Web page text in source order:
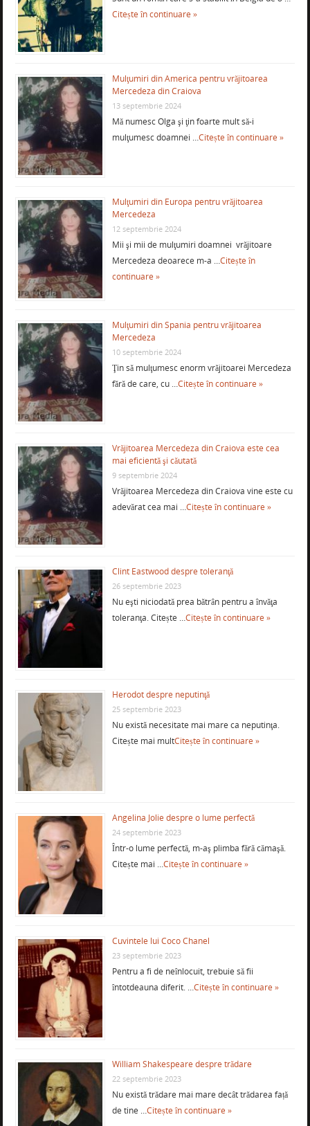
Citește în continuare »
Mulţumiri din America pentru vrăjitoarea
Mercedeza din Craiova
13 septembrie 2024
Mă numesc Olga şi ţin foarte mult să-i
mulţumesc doamnei …Citește în continuare »
Mulţumiri din Europa pentru vrăjitoarea
Mercedeza
12 septembrie 2024
Mii şi mii de mulţumiri doamnei vrăjitoare
Mercedeza deoarece m-a …Citește în
continuare »
Mulţumiri din Spania pentru vrăjitoarea
Mercedeza
10 septembrie 2024
Ţin să mulţumesc enorm vrăjitoarei Mercedeza
fără de care, cu …Citește în continuare »
Vrăjitoarea Mercedeza din Craiova este cea
mai eficientă şi căutată
9 septembrie 2024
Vrăjitoarea Mercedeza din Craiova vine este cu
adevărat cea mai …Citește în continuare »
Clint Eastwood despre toleranţă
26 septembrie 2023
Nu eşti niciodată prea bătrân pentru a învăţa
toleranţa. Citește …Citește în continuare »
Herodot despre neputinţă
25 septembrie 2023
Nu există necesitate mai mare ca neputinţa.
Citește mai multCitește în continuare »
Angelina Jolie despre o lume perfectă
24 septembrie 2023
Într-o lume perfectă, m-aş plimba fără cămaşă.
Citește mai …Citește în continuare »
Cuvintele lui Coco Chanel
23 septembrie 2023
Pentru a fi de neînlocuit, trebuie să fii
întotdeauna diferit. …Citește în continuare »
William Shakespeare despre trădare
22 septembrie 2023
Nu există trădare mai mare decât trădarea față
de tine …Citește în continuare »